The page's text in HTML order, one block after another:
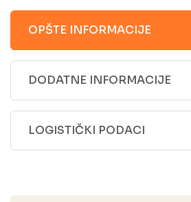
OPŠTE INFORMACIJE
DODATNE INFORMACIJE
LOGISTIČKI PODACI